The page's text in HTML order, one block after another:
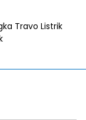
Travo Listrik